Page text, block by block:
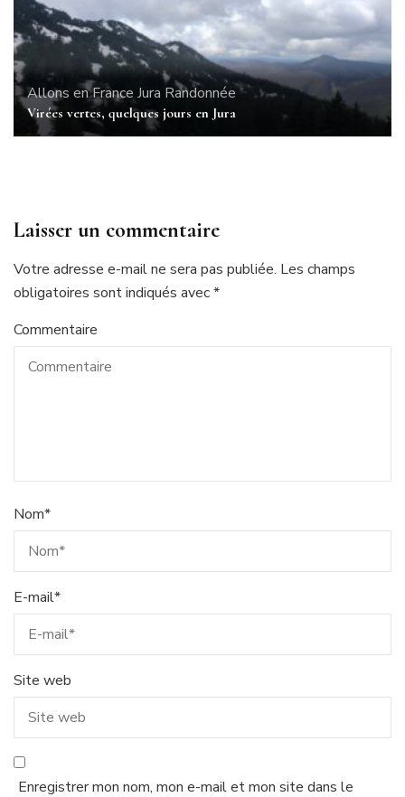
Allons en France Jura Randonnée
Virées vertes, quelques jours en Jura
Laisser un commentaire
Votre adresse e-mail ne sera pas publiée. Les champs
obligatoires sont indiqués avec*
Commentaire
Nom*
E-mail*
Site web
Enregistrer mon nom, mon e-mail et mon site dans le